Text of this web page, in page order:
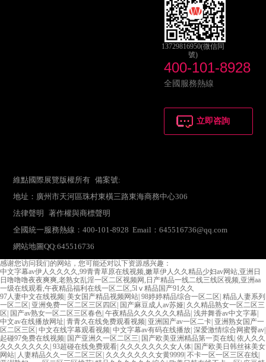
13729816950(微信同
號)
400-101-8928
全國服務熱線
立即咨詢
維點國際展覽版權所有 備案號:
地址：廣州市天河區珠村東橫三路東海商務中心306
法律聲明
著作權與商標聲明
全國統一服務熱線：400-101-8928 Email：645516736@qq.com
網站地圖QQ:645516736
感谢您访问我们的网站，您可能还对以下资源感兴趣：
中文字幕av伊人久久久久,99青青草原在线视频,嫩草伊人久久精品少妇av网站,亚洲日
日噜噜噜夜夜爽爽,老熟女乱淫一区二区视频网,日产精品一线二线三线区视频,亚洲aa
一级在线观看,午夜精品福利在线一区二区,5lⅴ精品国产91久久
97人妻中文在线视频| 美女国产精品视频网站| 98婷婷精品综合一区二区| 精品人妻系列
一区二区| 亚洲免费一区二区三区四区| 国产麻豆成人av苏娅| 久久精品熟女一区二区三
区| 国产av熟女一区二区三区春色| 午夜精品久久久久久久精品| 浅井舞香av中文字幕|
中文av在线播放网址| 青青久在线免费观看视频| 亚洲国产av一区二卡| 亚洲熟女国产一
区二区三区| 中文在线字幕观看视频| 中文字幕av有码在线播放| 深爱激情综合网蜜臀av|
起碰97免费在线视频| 国产亚洲久一区二区三| 国产欧美亚洲精品第一页在线| 依人久久
久久久久久久久 | 93超碰在线免费观看| 久久久久久久久女人体| 国产欧美日韩丝袜美女
网站| 人妻精品久久一区二区三区| 久久久久久久久女黄9999| 不卡一区一区三区在线|